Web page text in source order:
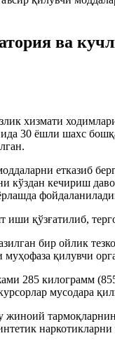
ва
хизмати
30 ёшли шахс
етказиб
кўздан кечириш
қўзғатилиб,
бир ойлик
қилувчи
285 килограмм
мусодара
жиноий